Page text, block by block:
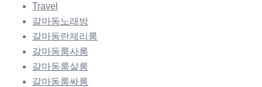
Travel
갈마동노래방
갈마동란제리룸
갈마동룸사롱
갈마동룸살롱
갈마동룸싸롱